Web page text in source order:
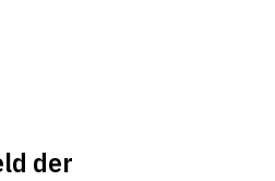
der